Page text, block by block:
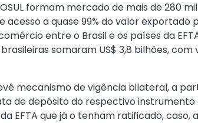
formam mercado de mais de 280
acesso a quase 99% do valor exportado
entre o Brasil e os países da
somaram US$ 3,8 bilhões, com
mecanismo de vigência bilateral, a
de depósito do respectivo
da EFTA que já o tenham ratificado,